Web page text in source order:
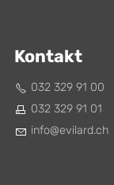
Kontakt
032 329 91 00
032 329 91 01
nf
v l rd ch